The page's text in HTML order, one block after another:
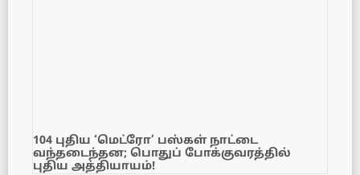
104 புதிய ‘மெட்ரோ’ பஸ்கள் நாட்டை
வந்தடைந்தன; பொதுப் போக்குவரத்தில்
புதிய அத்தியாயம்!